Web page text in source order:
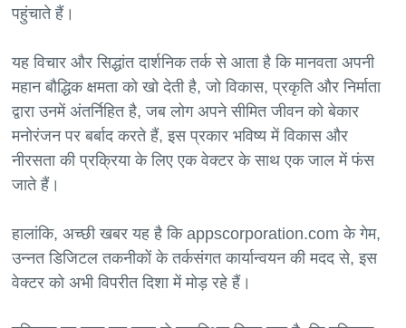
पहुंचाते हैं।
यह विचार और सिद्धांत दार्शनिक तर्क से आता है कि मानवता अपनी
महान बौद्धिक क्षमता को खो देती है, जो विकास, प्रकृति और निर्माता
द्वारा उनमें अंतर्निहित है, जब लोग अपने सीमित जीवन को बेकार
मनोरंजन पर बर्बाद करते हैं, इस प्रकार भविष्य में विकास और
नीरसता की प्रक्रिया के लिए एक वेक्टर के साथ एक जाल में फंस
जाते हैं।
हालांकि, अच्छी खबर यह है कि appscorporation.com के गेम,
उन्नत डिजिटल तकनीकों के तर्कसंगत कार्यान्वयन की मदद से, इस
वेक्टर को अभी विपरीत दिशा में मोड़ रहे हैं।